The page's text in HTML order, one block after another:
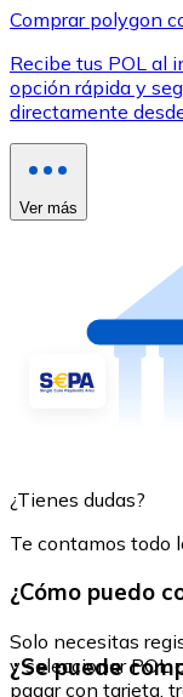
Comprar polygon
Recibe tus POL al
opción rápida y
directamente
Ver más
¿Tienes dudas?
Te contamos todo
¿Cómo puedo
Solo necesitas
y seleccionar POL
pagar con tarjeta,
¿Se puede